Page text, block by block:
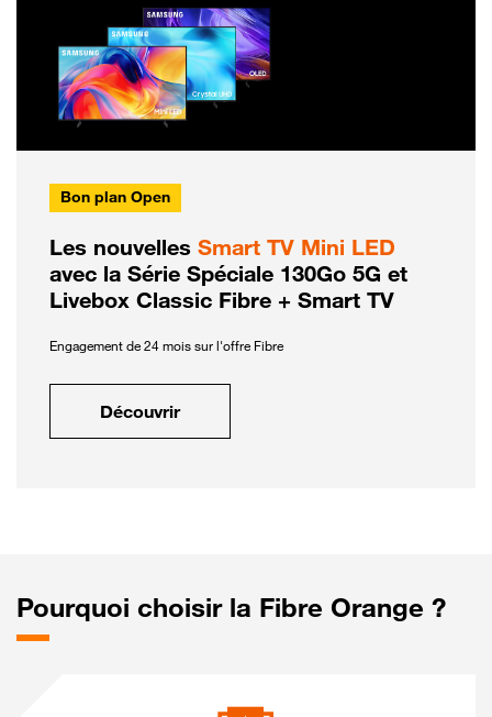
Bon plan Open
Les nouvelles Smart TV Mini LED
avec la Série Spéciale 130Go 5G et
Livebox Classic Fibre + Smart TV
Engagement de 24 mois sur l'offre Fibre
Découvrir
Pourquoi choisir la Fibre Orange ?